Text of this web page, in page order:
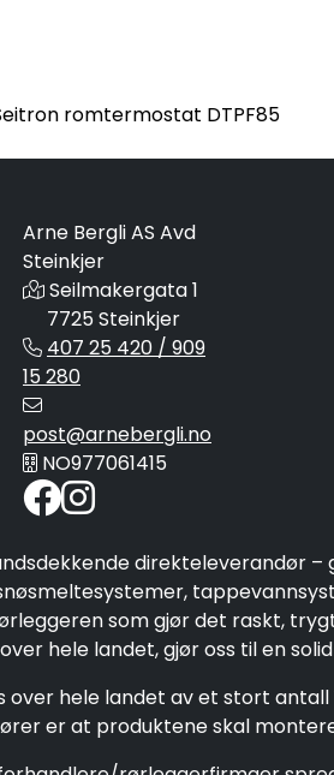
romtermostat DTPF85
Arne Bergli AS Avd
Steinkjer
Seilmakergata 1
7725 Steinkjer
407 25 420 / 909
15 280
post@arnebergli.no
NO977061415
direkteleverandør
som gjør det raskt,
hele landet, gjør oss til en
over hele landet av et stort
er at produktene skal